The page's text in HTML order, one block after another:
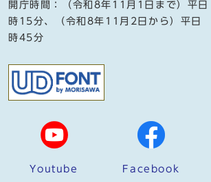
開庁時間：（令和8年11月1日まで）平
時15分、（令和8年11月2日から）平
時45分
Youtube Facebook